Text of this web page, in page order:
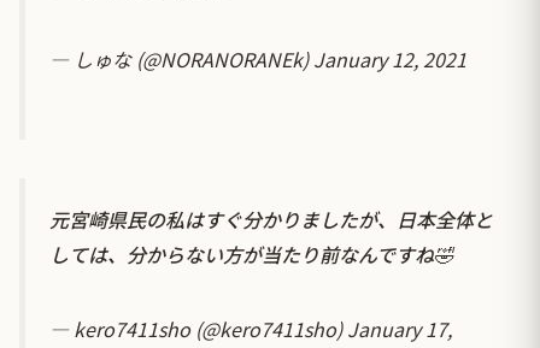
— しゅな (@NORANORANEk)January 12, 2021
元宮崎県民の私はすぐ分かりましたが、日本全体と
しては、分からない方が当たり前なんですね🤣
— kero7411sho (@kero7411sho)January 17,